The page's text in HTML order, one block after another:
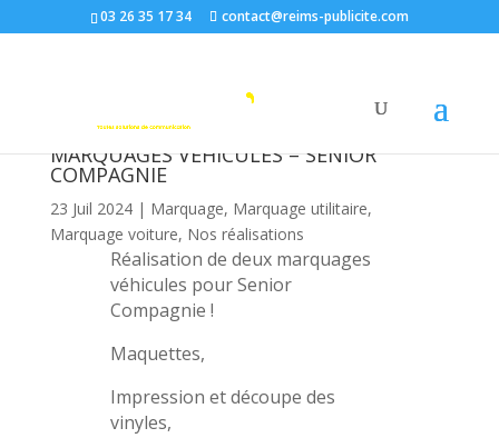
03 26 35 17 34 contact@reims-publicite.com
MARQUAGES VÉHICULES – SENIOR
COMPAGNIE
23 Juil 2024| Marquage, Marquage utilitaire,
Marquage voiture, Nos réalisations
Réalisation de deux marquages
véhicules pour Senior
Compagnie !
Maquettes,
Impression et découpe des
vinyles,